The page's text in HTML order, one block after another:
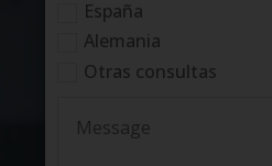
España
Alemania
Otras consultas